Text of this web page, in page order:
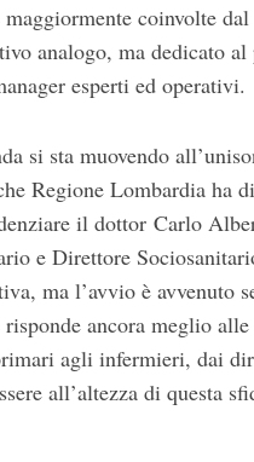
coinvolte
analogo, ma dedicato
esperti ed operativi.
si sta muovendo
Regione Lombardia ha
il dottor Carlo
e Direttore
ma l’avvio è avvenuto
ancora meglio
agli infermieri, dai
all’altezza di questa